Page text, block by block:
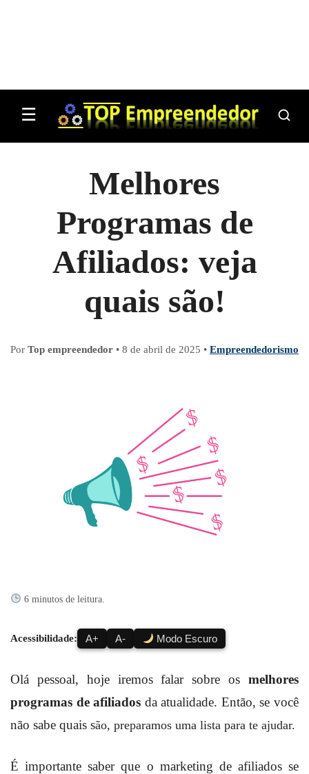
☰
Melhores
Programas de
Afiliados: veja
quais são!
Por Top empreendedor • 8 de abril de 2025 • Empreendedorismo
6 minutos de leitura.
Acessibilidade: A+ A- Modo Escuro
Olá pessoal, hoje iremos falar sobre os melhores
programas de afiliados da atualidade. Então, se você
não sabe quais são, preparamos uma lista para te ajudar.
É importante saber que o marketing de afiliados se